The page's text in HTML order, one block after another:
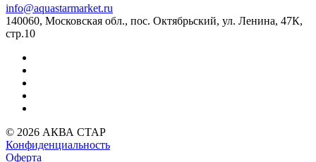
info@aquastarmarket.ru
140060, Московская обл., пос. Октябрьский, ул. Ленина, 47К,
стр.10
© 2026 АКВА СТАР
Конфиденциальность
Оферта